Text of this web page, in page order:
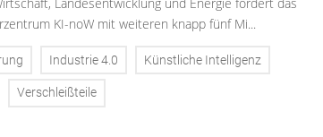
KI-noW mit weiteren knapp fünf Mi...
Industrie 4.0 Künstliche Intelligenz
Verschleißteile